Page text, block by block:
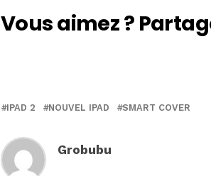
Vous aimez ?
IPAD 2 NOUVEL IPAD SMART COVER
Grobubu